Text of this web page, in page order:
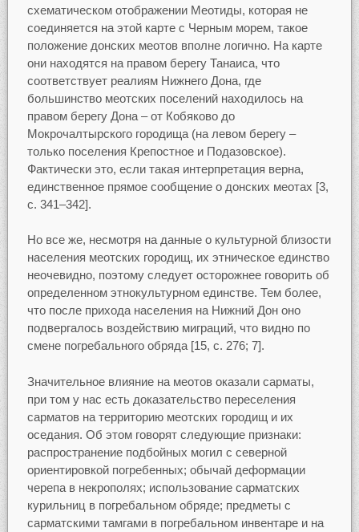
схематическом отображении Меотиды, которая не
соединяется на этой карте с Черным морем, такое
положение донских меотов вполне логично. На карте
они находятся на правом берегу Танаиса, что
соответствует реалиям Нижнего Дона, где
большинство меотских поселений находилось на
правом берегу Дона – от Кобяково до
Мокрочалтырского городища (на левом берегу –
только поселения Крепостное и Подазовское).
Фактически это, если такая интерпретация верна,
единственное прямое сообщение о донских меотах [3,
c. 341–342].
Но все же, несмотря на данные о культурной близости
населения меотских городищ, их этническое единство
неочевидно, поэтому следует осторожнее говорить об
определенном этнокультурном единстве. Тем более,
что после прихода населения на Нижний Дон оно
подвергалось воздействию миграций, что видно по
смене погребального обряда [15, c. 276; 7].
Значительное влияние на меотов оказали сарматы,
при том у нас есть доказательство переселения
сарматов на территорию меотских городищ и их
оседания. Об этом говорят следующие признаки:
распространение подбойных могил с северной
ориентировкой погребенных; обычай деформации
черепа в некрополях; использование сарматских
курильниц в погребальном обряде; предметы с
сарматскими тамгами в погребальном инвентаре и на